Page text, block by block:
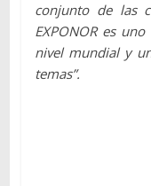
conjunto de las
EXPONOR es
nivel mundial y
temas”.